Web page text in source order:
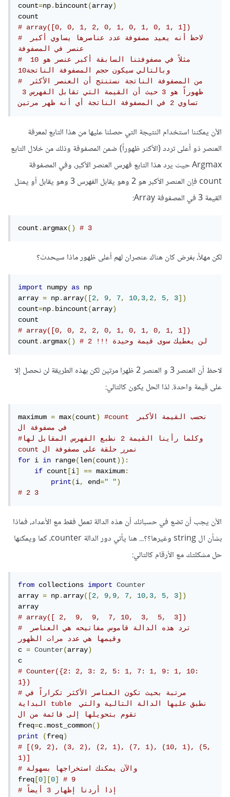
count=np.bincount(array)
# array([0, 0, 1, 2, 0, 1, 0, 1, 0, 1, 1])
# لاحظ أنه يعيد مصفوفة عدد عناصرها يساوي أكبر
# مثلاً في مصفوفتنا السابقة أكبر عنصر هو 10
وبالتالي سيكون حجم المصفوفة الناتجة10
# من المصفوفة الناتجة نستنتج أن العنصر الأكثر
ظهوراً هو 3 حيث أن القيمة التي تقابل الفهرس 3
تساوي 2 في المصفوفة الناتجة أي أنه ظهر مرتين
الآن يمكننا استخدام النتيجة التي حصلنا عليها من هذا التابع لمعرفة
العنصر ذو أعلى تردد (الأكثر ظهوراً) ضمن المصفوفة وذلك من خلال التابع
Argmax حيث يرد هذا التابع فهرس العنصر الأكبر، وفي المصفوفة
count فإن العنصر الأكبر هو 2 وهو يقابل الفهرس 3 وهو يقابل أو يمثل
القيمة 3 في المصفوفة Array:
count.argmax() # 3
لكن مهلاً، بفرض كان هناك عنصران لهم أعلى ظهور ماذا سيحدث؟
import numpy as np
array = np.array([2, 9, 7, 10,3,2, 5, 3])
count=np.bincount(array)
# array([0, 0, 2, 2, 0, 1, 0, 1, 0, 1, 1])
count.argmax()
لاحظ أن العنصر 3 و العنصر 2 ظهرا مرتين لكن بهذه الطريقة لن نحصل إلا
على قيمة واحدة. لذا الحل يكون كالتالي:
maximum = max(count)
#count نحسب القيمة الأكبر
#وكلما رأينا القيمة 2 نطبع الفهرس المقابل لها
count نمرر حلقة على مصفوفة ال
for i in range(len(count)):
if count [i] == maximum:
print(i, end=" ")
# 2 3
الآن يجب أن تضع في حسبانك أن هذه الدالة تعمل فقط مع الأعداد، فماذا
بشأن ال string وغيرها؟؟... هنا يأتي دور الدالة counter، كما ويمكنها
حل مشكلتك مع الأرقام كالتالي:
from collections import
Counter
array = np.array([2, 9,9, 7, 10,3, 5, 3])
# array([ 2,  9,  9,  7, 10,  3,  5,  3])
# ترد هذه الدالة قاموس مفاتيحه هي العناصر
وقيمها هي عدد مرات الظهور
c = Counter(array)
# Counter({2: 2, 3: 2, 5: 1, 7: 1, 9: 1, 10:
1})
#مرتبة بحيث تكون العناصر الأكثر تكراراً في
البداية tuble نطبق عليها الدالة التالية والتي
تقوم بتحويلها إلى قائمة من ال
freq=c.most_common()
print
(freq)
# [(9, 2), (3, 2), (2, 1), (7, 1), (10, 1), (5,
1)]
# والآن يمكنك استخراجها بسهولة
freq [0][0]
# 9
# إذا أردنا إظهار 3 أيضاً